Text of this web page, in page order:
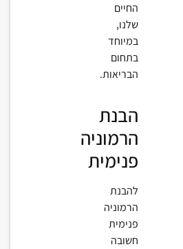
החיים
שלנו,
במיוחד
בתחום
הבריאות.
הבנת
הרמוניה
פנימית
להבנת
הרמוניה
פנימית
חשובה